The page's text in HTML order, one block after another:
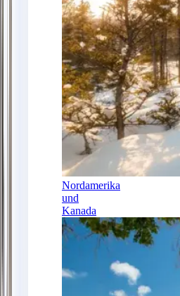
Nordamerika
und
Kanada